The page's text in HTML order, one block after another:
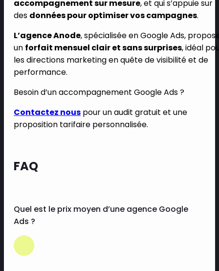
accompagnement sur mesure, et qui s’appuie sur
des données pour optimiser vos campagnes.
L’agence Anode, spécialisée en Google Ads,
un forfait mensuel clair et sans surprises, idéal
les directions marketing en quête de visibilité et de
performance.
Besoin d’un accompagnement Google Ads ?
Contactez nous pour un audit gratuit et une
proposition tarifaire personnalisée.
FAQ
Quel est le prix moyen d’une agence Google
Ads ?